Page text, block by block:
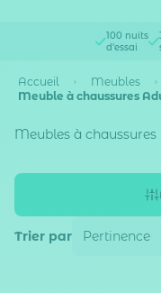
100 nuits
d'essai
Accueil Meubles
Meuble à chaussures
Meubles à chaussures
Trier par